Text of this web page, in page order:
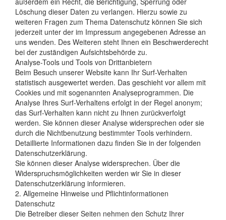
Löschung dieser Daten zu verlangen. Hierzu sowie zu
weiteren Fragen zum Thema Datenschutz können Sie sich
jederzeit unter der im Impressum angegebenen Adresse an
uns wenden. Des Weiteren steht Ihnen ein Beschwerderecht
bei der zuständigen Aufsichtsbehörde zu.
Analyse-Tools und Tools von Drittanbietern
Beim Besuch unserer Website kann Ihr Surf-Verhalten
statistisch ausgewertet werden. Das geschieht vor allem mit
Cookies und mit sogenannten Analyseprogrammen. Die
Analyse Ihres Surf-Verhaltens erfolgt in der Regel anonym;
das Surf-Verhalten kann nicht zu Ihnen zurückverfolgt
werden. Sie können dieser Analyse widersprechen oder sie
durch die Nichtbenutzung bestimmter Tools verhindern.
Detaillierte Informationen dazu finden Sie in der folgenden
Datenschutzerklärung.
Sie können dieser Analyse widersprechen. Über die
Widerspruchsmöglichkeiten werden wir Sie in dieser
Datenschutzerklärung informieren.
2. Allgemeine Hinweise und Pflichtinformationen
Datenschutz
Die Betreiber dieser Seiten nehmen den Schutz Ihrer